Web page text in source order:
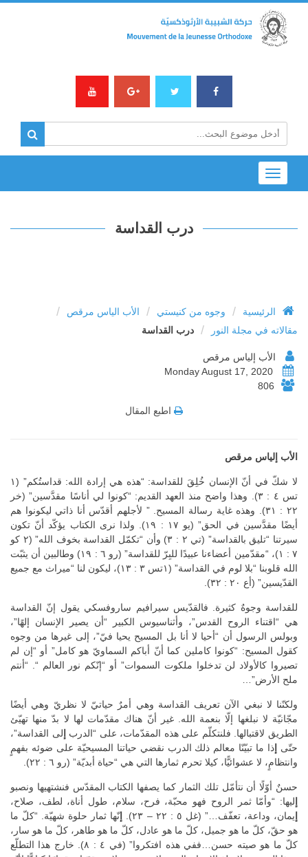
Toggle
navigation
درب القداسة
الرئيسية / وجوه من كنيستي / الأب الياس مرقص /
مقالاته في مجلة النور / درب القداسة
الأب إلياس مرقص
806
اطبع المقال
الأب إلياس مرقص
لا شكّ في أنّ الإنسان خُلِقَ للقداسة: “هذه هي إرادة الله: قداستُكم” (١
تس ٤ : ٣). وهذا واضح منذ العهد القديم: “كونوا لي أناسًا مقدَّسين” (خر
٢٢ : ٣١). وهذه غاية رسالة المسيح. ” لأجلهم أقدّس أنا ذاتي ليكونوا هم
أيضًا مقدَّسين في الحق” (يو ١٧ : ١٩). ولذا نرى الكتاب يؤكّد أنّ تكون
سيرتنا “تليق بالقداسة” (تي ٢ : ٣) وأن “تكمّل القداسة بخوف الله” (٢ كو
٧ : ١)، “مقدّمين أعضاءنا عبيدًا للبِرّ للقداسة” (رو ٦ : ١٩) وطالبين أن يثبّت
الله قلوبنا “بلا لوم في القداسة” (١تس ٣ : ١٣)، ليكون لنا “ميراث مع جميع
القدّيسين” (أع ٢٠ : ٣٢).
للقداسة وجوهٌ كثيرة. فالقدّيس سيرافيم ساروفسكي يقول إنّ القداسة
هي “اقتناء الروح القدس”، وأثناسيوس الكبير “أن يصير الإنسان إلهًا”،
وبولس الرسول أن “أحيا لا أنا بل المسيح يحيا فيّ”، إلى غيرها من وجوه
كقول المسيح: “كونوا كاملين كما أنّ أباكم السماويّ هو كامل” أو “إن لم
تصيروا كالأولاد لن تدخلوا ملكوت السموات” أو “إنّكم نور العالم “. “أنتم
ملح الأرض”…
ولكنّنا لا نبغي الآن تعريف القداسة وهي أمرٌ حياتيّ لا نظريّ وهي أيضًا
مجّانيّة لا نبلغها إلّا بنعمة الله. غير أنّ هناك مقدّمات لها لا بدّ منها تهيّئ
الطريق لاقتبالها. فلنتكلّم على هذه المقدّمات، على “الدرب إلى القداسة”،
حتّى إذا ما تبيّنّا معالم ذلك الدرب نقضي حياتنا المسيحيّة على ضوئه بفهمٍ
وانتظامٍ، لا عشوائيًّا، كيلا تحرم ثمارها التي هي “حياة أبديّة” (رو ٦ : ٢٢).
حسنٌ أوّلًا أن نتأمّل تلك الثمار كما يصفها الكتاب المقدّس فنشتهيها ونصبو
إليها: “وأمّا ثمر الروح فهو محبّة، فرح، سلام، طول أناة، لطف، صلاح،
إيمان، وداعة، تعفّف…” (غل ٥ : ٢٢ – ٢٣). إنّها ثمار حلوة شهيّة. “كلّ ما
هو حقّ، كلّ ما هو جميل، كلّ ما هو عادل، كلّ ما هو طاهر، كلّ ما هو سار،
كلّ ما هو صيته حسن…ففي هذه افتكروا” (في ٤ : ٨). خارج هذا التطلّع